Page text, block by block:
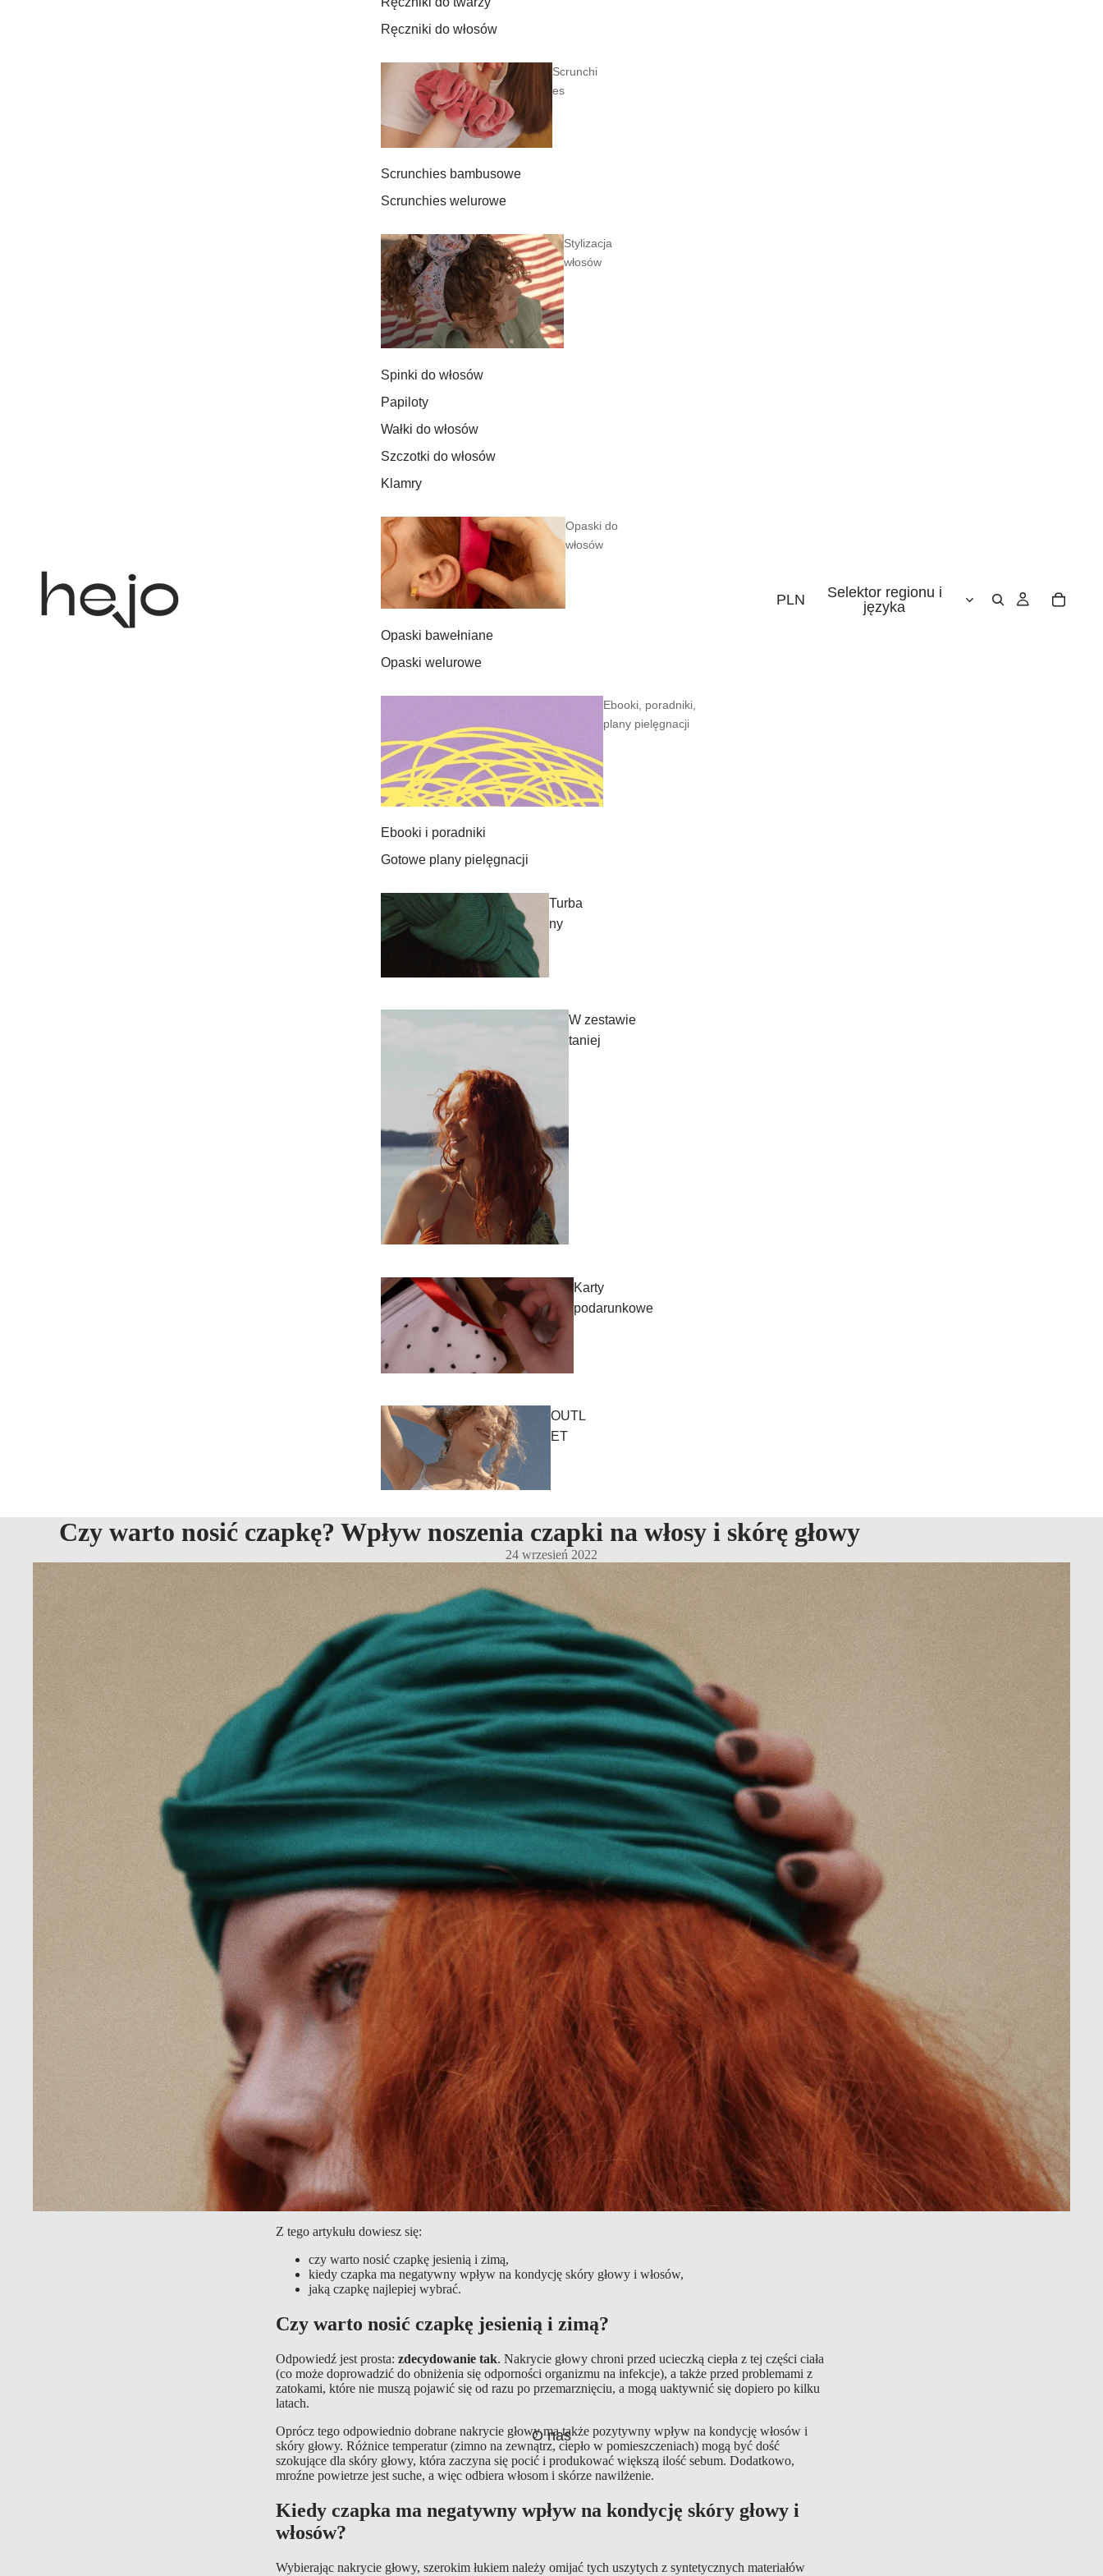
Ręczniki do włosów
Scrunchi
es
Scrunchies bambusowe
Scrunchies welurowe
Stylizacja
włosów
Spinki do włosów
Papiloty
Wałki do włosów
Szczotki do włosów
Klamry
Opaski do
włosów
Opaski bawełniane
Opaski welurowe
Ebooki, poradniki,
plany pielęgnacji
Ebooki i poradniki
Gotowe plany pielęgnacji
Turba
ny
W zestawie
taniej
Karty
podarunkowe
OUTL
ET
O nas
PLN
Selektor regionu i
języka
Czy warto nosić czapkę? Wpływ noszenia czapki na włosy i skórę głowy
24 wrzesień 2022
Z tego artykułu dowiesz się:
czy warto nosić czapkę jesienią i zimą,
kiedy czapka ma negatywny wpływ na kondycję skóry głowy i włosów,
jaką czapkę najlepiej wybrać.
Czy warto nosić czapkę jesienią i zimą?
Odpowiedź jest prosta: zdecydowanie tak. Nakrycie głowy chroni przed ucieczką ciepła z tej części ciała
(co może doprowadzić do obniżenia się odporności organizmu na infekcje), a także przed problemami z
zatokami, które nie muszą pojawić się od razu po przemarznięciu, a mogą uaktywnić się dopiero po kilku
latach.
Oprócz tego odpowiednio dobrane nakrycie głowy ma także pozytywny wpływ na kondycję włosów i
skóry głowy. Różnice temperatur (zimno na zewnątrz, ciepło w pomieszczeniach) mogą być dość
szokujące dla skóry głowy, która zaczyna się pocić i produkować większą ilość sebum. Dodatkowo,
mroźne powietrze jest suche, a więc odbiera włosom i skórze nawilżenie.
Kiedy czapka ma negatywny wpływ na kondycję skóry głowy i
włosów?
Wybierając nakrycie głowy, szerokim łukiem należy omijać tych uszytych z syntetycznych materiałów